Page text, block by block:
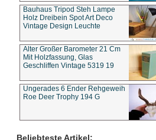
Bauhaus Tripod Steh Lampe
Holz Dreibein Spot Art Deco
Vintage Design Leuchte
Alter Großer Barometer 21 Cm
Mit Holzfassung, Glas
Geschliffen Vintage 5319 19
Ungerades 6 Ender Rehgeweih
Roe Deer Trophy 194 G
Beliebteste Artikel: